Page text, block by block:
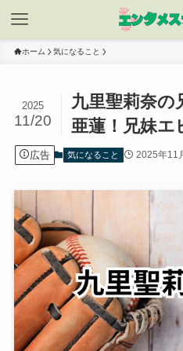
ホーム 気になること
九里聖莉奈の
亜蓮！兄妹エ
2025
11/20
広告 気になること 2025年11